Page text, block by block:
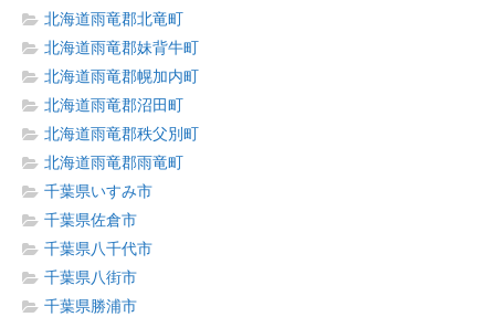
北海道雨竜郡北竜町
北海道雨竜郡妹背牛町
北海道雨竜郡幌加内町
北海道雨竜郡沼田町
北海道雨竜郡秩父別町
北海道雨竜郡雨竜町
千葉県いすみ市
千葉県佐倉市
千葉県八千代市
千葉県八街市
千葉県勝浦市